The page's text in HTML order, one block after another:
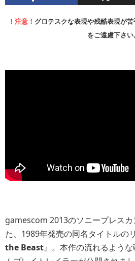
！注意！ グロテスクな表現や残酷表現が
をご遠慮下さい
gamescom 2013のソニープレス
た、1989年発売の同名タイトルの
the Beast』。本作の流れるよう